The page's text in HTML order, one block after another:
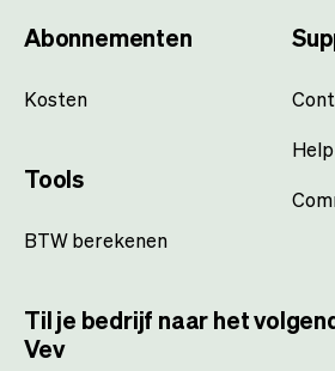
Abonnementen
Kosten
Tools
BTW berekenen
Help
Til je bedrijf naar het
Vev